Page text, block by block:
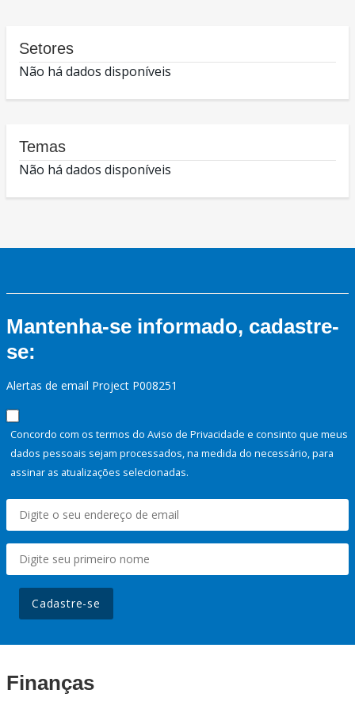
Setores
Não há dados disponíveis
Temas
Não há dados disponíveis
Mantenha-se informado, cadastre-
se:
Alertas de email Project P008251
Concordo com os termos do Aviso de Privacidade e consinto que meus
dados pessoais sejam processados, na medida do necessário, para
assinar as atualizações selecionadas.
Cadastre-se
Finanças